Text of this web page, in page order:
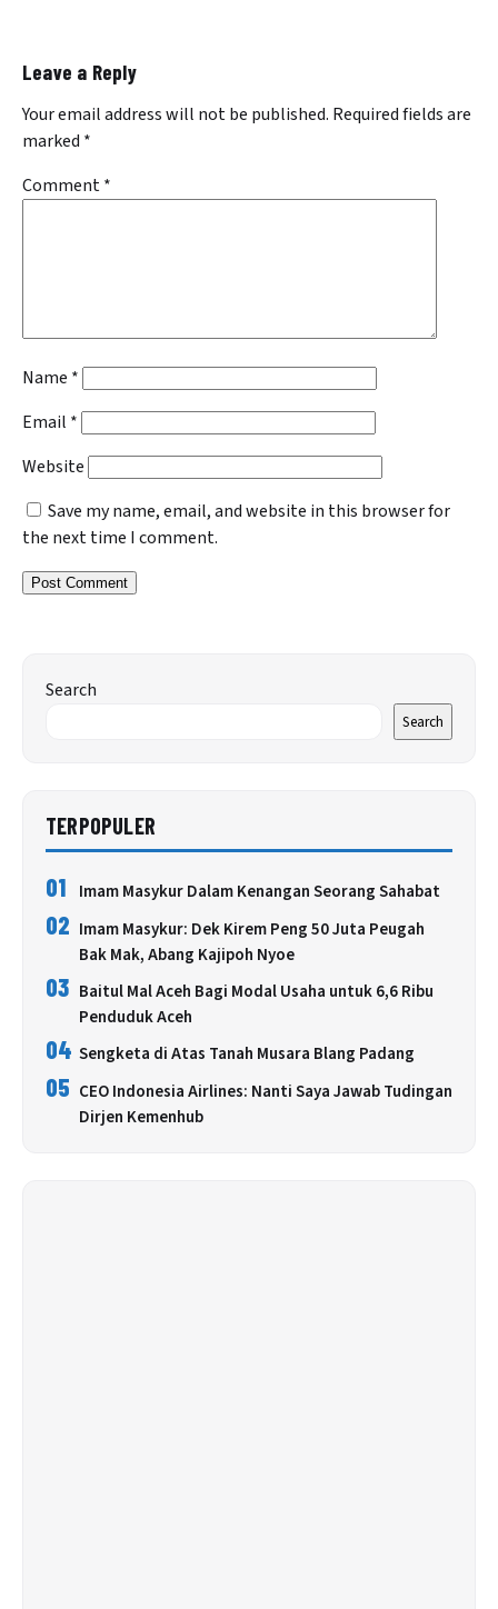
Leave a Reply
Your email address will not be published. Required fields are
marked *
Comment*
Name *
Email *
Website
Save my name, email, and website in this browser for
the next time I comment.
Search
Search
TERPOPULER
01 Imam Masykur Dalam Kenangan Seorang Sahabat
02 Imam Masykur: Dek Kirem Peng 50 Juta Peugah
Bak Mak, Abang Kajipoh Nyoe
03 Baitul Mal Aceh Bagi Modal Usaha untuk 6,6 Ribu
Penduduk Aceh
04 Sengketa di Atas Tanah Musara Blang Padang
05 CEO Indonesia Airlines: Nanti Saya Jawab Tudingan
Dirjen Kemenhub